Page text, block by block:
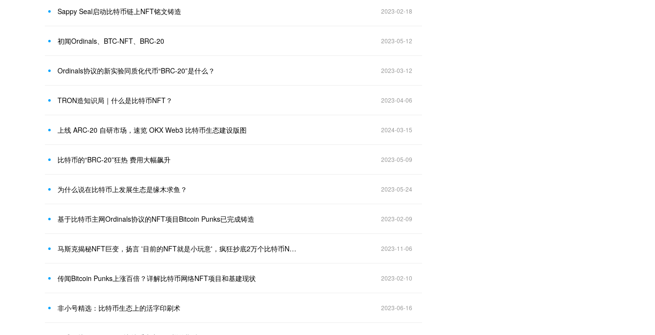
Sappy Seal启动比特币链上NFT铭文铸造 2023-02-18
初闻Ordinals、BTC-NFT、BRC-20 2023-05-12
Ordinals协议的新实验同质化代币“BRC-20”是什么？ 2023-03-12
TRON造知识局｜什么是比特币NFT？ 2023-04-06
上线 ARC-20 自研市场，速览 OKX Web3 比特币生态建设版图 2024-03-15
比特币的“BRC-20”狂热 费用大幅飙升 2023-05-09
为什么说在比特币上发展生态是缘木求鱼？ 2023-05-24
基于比特币主网Ordinals协议的NFT项目Bitcoin Punks已完成铸造 2023-02-09
马斯克揭秘NFT巨变，扬言 '目前的NFT就是小玩意'，疯狂抄底2万个比特币NFT，加密市场将迎来历史性改变！" 2023-11-06
传闻Bitcoin Punks上涨百倍？详解比特币网络NFT项目和基建现状 2023-02-10
非小号精选：比特币生态上的活字印刷术 2023-06-16